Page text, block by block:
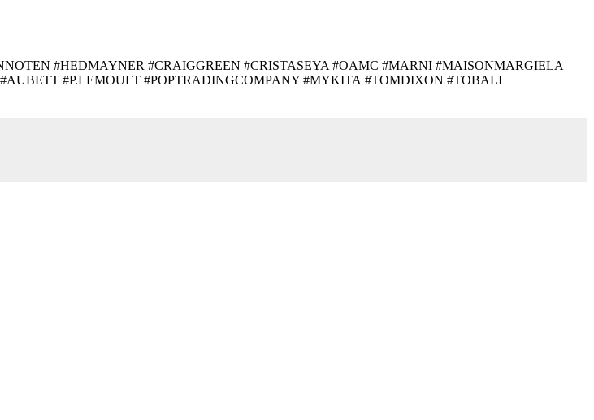
#HEDMAYNER #CRAIGGREEN #CRISTASEYA #OAMC #MARNI #MAISONMARGIELA
#P.LEMOULT #POPTRADINGCOMPANY #MYKITA #TOMDIXON #TOBALI